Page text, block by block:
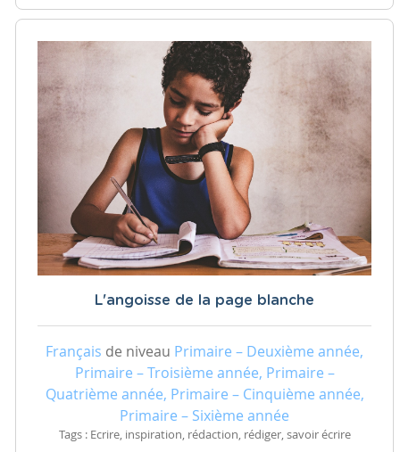
L'angoisse de la page blanche
Français de niveau Primaire – Deuxième année,
Primaire – Troisième année, Primaire –
Quatrième année, Primaire – Cinquième année,
Primaire – Sixième année
Tags : Ecrire, inspiration, rédaction, rédiger, savoir écrire